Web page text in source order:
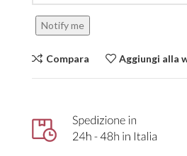
Notify me
Compara Aggiungi alla